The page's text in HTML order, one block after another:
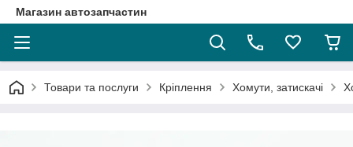
Магазин автозапчастин
Товари та послуги Кріплення Хомути, затискачі